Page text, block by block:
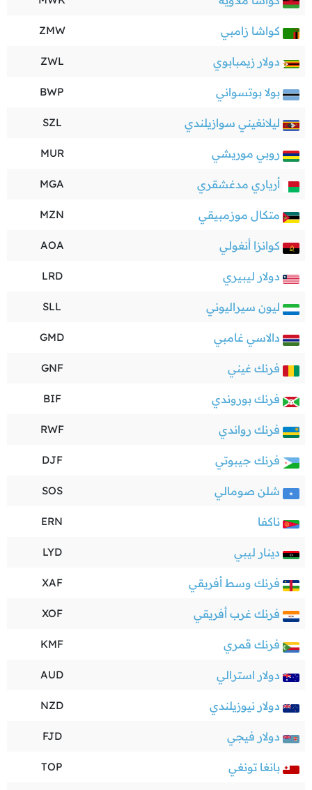
كواشا زامبي ZMW
دولار زيمبابوي ZWL
بولا بوتسواني BWP
ليلانغيني سوازيلندي SZL
روبي موريشي MUR
أرياري مدغشقري MGA
متكال موزمبيقي MZN
كوانزا أنغولي AOA
دولار ليبيري LRD
ليون سيراليوني SLL
دالاسي غامبي GMD
فرنك غيني GNF
فرنك بوروندي BIF
فرنك رواندي RWF
فرنك جيبوتي DJF
شلن صومالي SOS
ناكفا ERN
دينار ليبي LYD
فرنك وسط أفريقي XAF
فرنك غرب أفريقي XOF
فرنك قمري KMF
دولار استرالي AUD
دولار نيوزيلندي NZD
دولار فيجي FJD
بانغا تونغي TOP